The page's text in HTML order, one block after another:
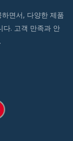
면서, 다양한 제품
다. 고객 만족과 안